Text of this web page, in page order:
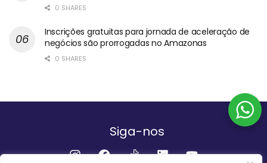
0 SHARES
Inscrições gratuitas para jornada de aceleração de
negócios são prorrogadas no Amazonas
0 SHARES
Siga-nos